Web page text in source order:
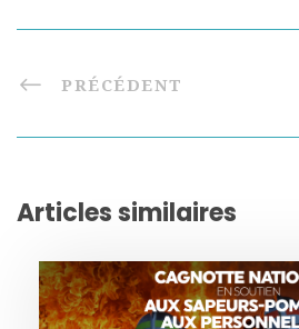
PRÉCÉDENT
Articles similaires